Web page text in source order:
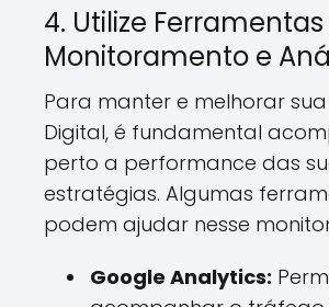
4. Utilize
Monitoramento e
Para manter e melhorar
Digital, é fundamental
perto a performance das
estratégias. Algumas
podem ajudar nesse
Google Analytics: